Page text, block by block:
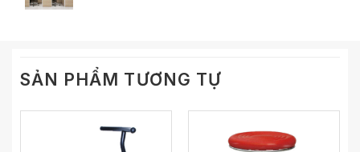
SẢN PHẨM TƯƠNG TỰ